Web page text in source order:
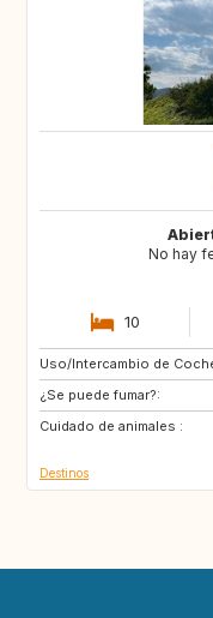
No hay
10
Uso/Intercambio de
¿Se puede fumar?:
Cuidado de animales :
DK
GB
IS
Destinos